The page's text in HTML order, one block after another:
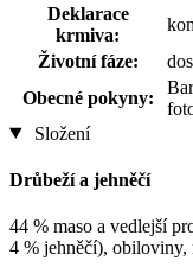
Deklarace
krmiva:
Životní fáze:
Obecné pokyny:
Složení
Drůbeží a jehněčí
44 % maso a vedlejší
4 % jehněčí), obiloviny,